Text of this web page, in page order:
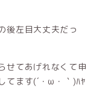
後左目大丈夫だっ
せてあげれなくて申
てます(´・ω・｀)ﾊﾔ